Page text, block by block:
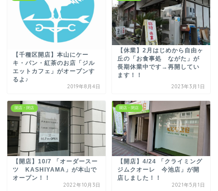
【千種区開店】本山にケー
キ・パン・紅茶のお店「ジル
エットカフェ」がオープンす
るよ♪
2019年8月4日
【休業】2月はじめから自由ヶ
丘の「お食事処 ながた」が
長期休業中です→再開してい
ます！！
2023年3月1日
開店・閉店
【開店】10/7 「オーダースー
ツ KASHIYAMA」が本山で
オープン！！
2022年10月3日
開店・閉店
【開店】4/24 「クライミング
ジムクオーレ 今池店」が開
店しました！！
2021年5月1日